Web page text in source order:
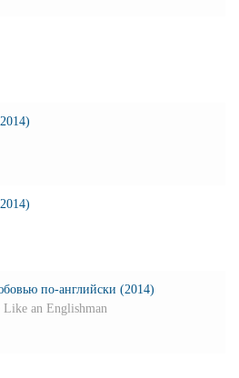
по-английски (2014)
an Englishman